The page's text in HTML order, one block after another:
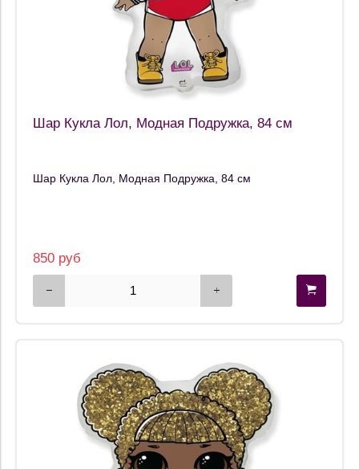
Шар Кукла Лол, Модная Подружка, 84 см
Шар Кукла Лол, Модная Подружка, 84 см
850 руб